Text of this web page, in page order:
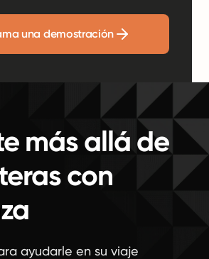
una demostración
más allá de
con
ayudarle en su viaje